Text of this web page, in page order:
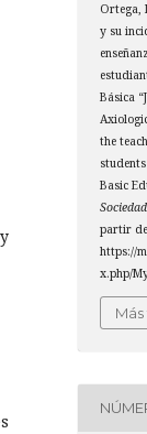
Ortega,
y su
Básica
the
Basic
Sociedad
partir de
https://
x.php/